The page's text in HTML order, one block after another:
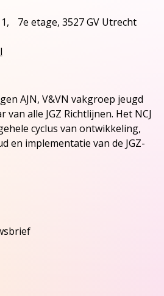
7e etage, 3527 GV Utrecht
AJN, V&VN vakgroep jeugd
van alle JGZ Richtlijnen. Het NCJ
cyclus van ontwikkeling,
en implementatie van de JGZ-
naar NCJs